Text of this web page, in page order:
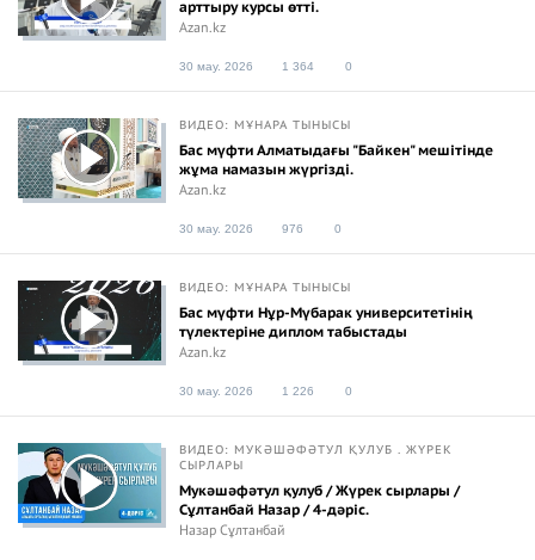
арттыру курсы өтті.
Azan.kz
30 мау. 2026 1 364 0
ВИДЕО: МҰНАРА ТЫНЫСЫ
Бас мүфти Алматыдағы "Байкен" мешітінде
жұма намазын жүргізді.
Azan.kz
30 мау. 2026 976 0
ВИДЕО: МҰНАРА ТЫНЫСЫ
Бас мүфти Нұр-Мүбарак университетінің
түлектеріне диплом табыстады
Azan.kz
30 мау. 2026 1 226 0
ВИДЕО: МУКӘШӘФӘТУЛ ҚУЛУБ . ЖҮРЕК
СЫРЛАРЫ
Мукәшәфәтул қулуб / Жүрек сырлары /
Сұлтанбай Назар / 4-дәріс.
Назар Сұлтанбай